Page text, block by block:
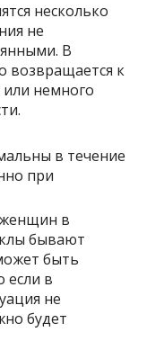
несколько
не
В
возвращается к
немного
в течение
при
в
бывают
быть
если в
не
будет